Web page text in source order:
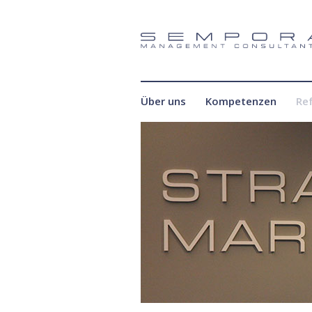
Über uns Kompetenzen